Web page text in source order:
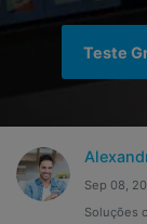
Online
Dicas
Centro de Ajuda
Transferir Dados
Proteção do
Teste
Sep 08,
Soluções